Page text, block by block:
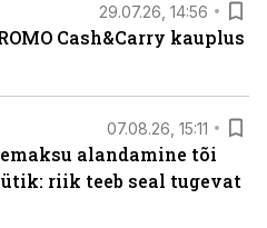
29.07.26, 14:56
Cash&Carry kauplus
07.08.26, 15:11
alandamine tõi
riik teeb seal tugevat